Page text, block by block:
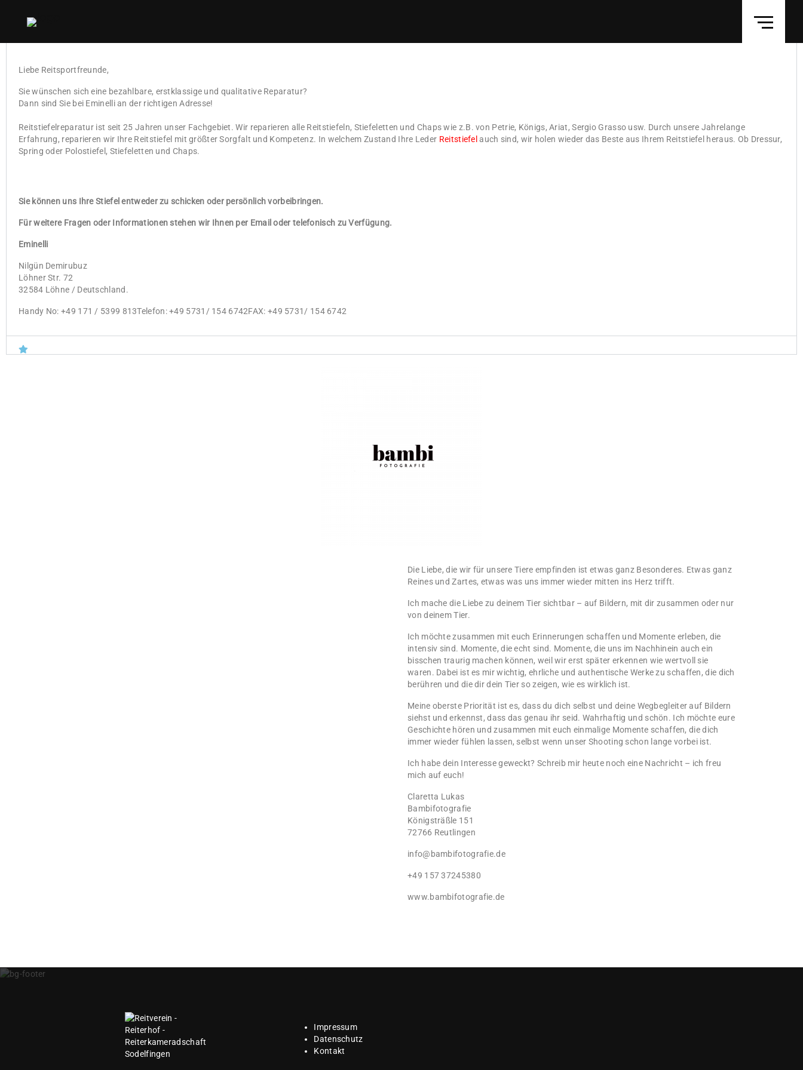
Eminelli Reitstiefel und Lederwaren Reparatur
Liebe Reitsportfreunde,
Sie wünschen sich eine bezahlbare, erstklassige und qualitative Reparatur?
Dann sind Sie bei Eminelli an der richtigen Adresse!
Reitstiefelreparatur ist seit 25 Jahren unser Fachgebiet. Wir reparieren alle Reitstiefeln, Stiefeletten und Chaps wie z.B. von Petrie, Königs, Ariat, Sergio Grasso usw. Durch unsere Jahrelange
Erfahrung, reparieren wir Ihre Reitstiefel mit größter Sorgfalt und Kompetenz. In welchem Zustand Ihre Leder Reitstiefel auch sind, wir holen wieder das Beste aus Ihrem Reitstiefel heraus. Ob Dressur,
Spring oder Polostiefel, Stiefeletten und Chaps.
Sie können uns Ihre Stiefel entweder zu schicken oder persönlich vorbeibringen.
Für weitere Fragen oder Informationen stehen wir Ihnen per Email oder telefonisch zu Verfügung.
Eminelli
Nilgün Demirubuz
Löhner Str. 72
32584 Löhne / Deutschland.
Handy No: +49 171 / 5399 813Telefon: +49 5731/ 154 6742FAX: +49 5731/ 154 6742
Die Liebe, die wir für unsere Tiere empfinden ist etwas ganz Besonderes. Etwas ganz
Reines und Zartes, etwas was uns immer wieder mitten ins Herz trifft.
Ich mache die Liebe zu deinem Tier sichtbar – auf Bildern, mit dir zusammen oder nur
von deinem Tier.
Ich möchte zusammen mit euch Erinnerungen schaffen und Momente erleben, die
intensiv sind. Momente, die echt sind. Momente, die uns im Nachhinein auch ein
bisschen traurig machen können, weil wir erst später erkennen wie wertvoll sie
waren. Dabei ist es mir wichtig, ehrliche und authentische Werke zu schaffen, die dich
berühren und die dir dein Tier so zeigen, wie es wirklich ist.
Meine oberste Priorität ist es, dass du dich selbst und deine Wegbegleiter auf Bildern
siehst und erkennst, dass das genau ihr seid. Wahrhaftig und schön. Ich möchte eure
Geschichte hören und zusammen mit euch einmalige Momente schaffen, die dich
immer wieder fühlen lassen, selbst wenn unser Shooting schon lange vorbei ist.
Ich habe dein Interesse geweckt? Schreib mir heute noch eine Nachricht – ich freu
mich auf euch!
Claretta Lukas
Bambifotografie
Königsträßle 151
72766 Reutlingen
info@bambifotografie.de
+49 157 37245380
www.bambifotografie.de
Impressum
Datenschutz
Kontakt